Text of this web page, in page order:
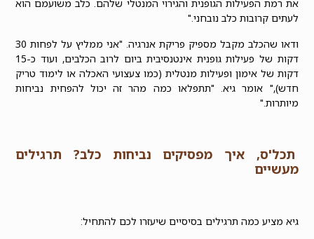
את רמת הפעילות הגופנית והגירוי המנטלי שלהם. כלב משועמם הוא
לעתים קרובות כלב נובחני ."
ודאו שהכלב מקבל מספיק פריקת אנרגיה. "אני ממליץ על לפחות 30
דקות של פעילות גופנית אינטנסיבית ביום לרוב הכלבים, ועוד כ-15
דקות של אימון ופעילות מנטלית (כמו צעצועי האכלה או לימוד טריק
חדש)," אומר גיא. "תתפלאו כמה מהר זה יכול להפחית נביחות
מיותרות."
תכל'ס, איך מפסיקים נביחות כלב? תרגילים
מעשיים
גיא מציע כמה תרגילים בסיסיים שיעזרו לכם להתחיל: